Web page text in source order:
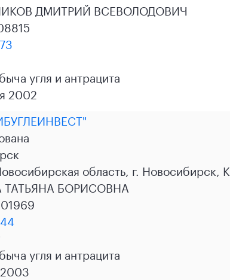
ДМИТРИЙ ВСЕВОЛОДОВИЧ
угля и антрацита
2002
область, г. Новосибирск,
БОРИСОВНА
угля и антрацита